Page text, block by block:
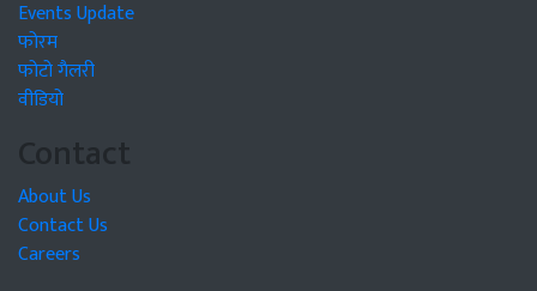
Events Update
फोरम
फोटो गैलरी
वीडियो
Contact
About Us
Contact Us
Careers